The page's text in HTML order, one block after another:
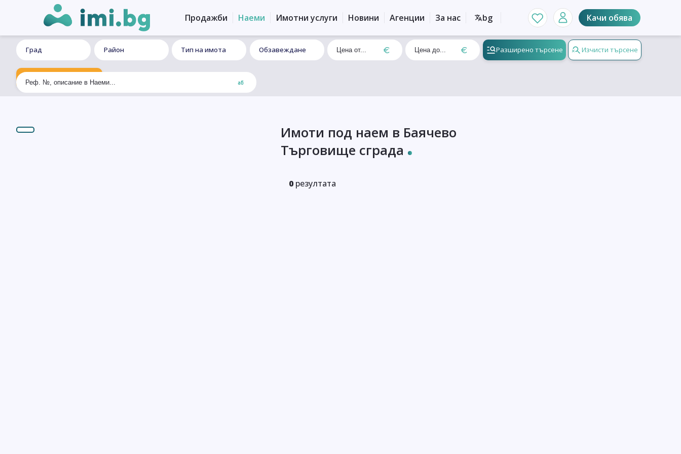
Продажби Наеми Имотни услуги Новини Агенции За нас bg Качи обява
Град Район Тип на имота Обзавеждане Разширено търсене Изчисти търсене
Ексклузивно търсене
Имоти под наем в Баячево
Търговище сграда
0 резултата